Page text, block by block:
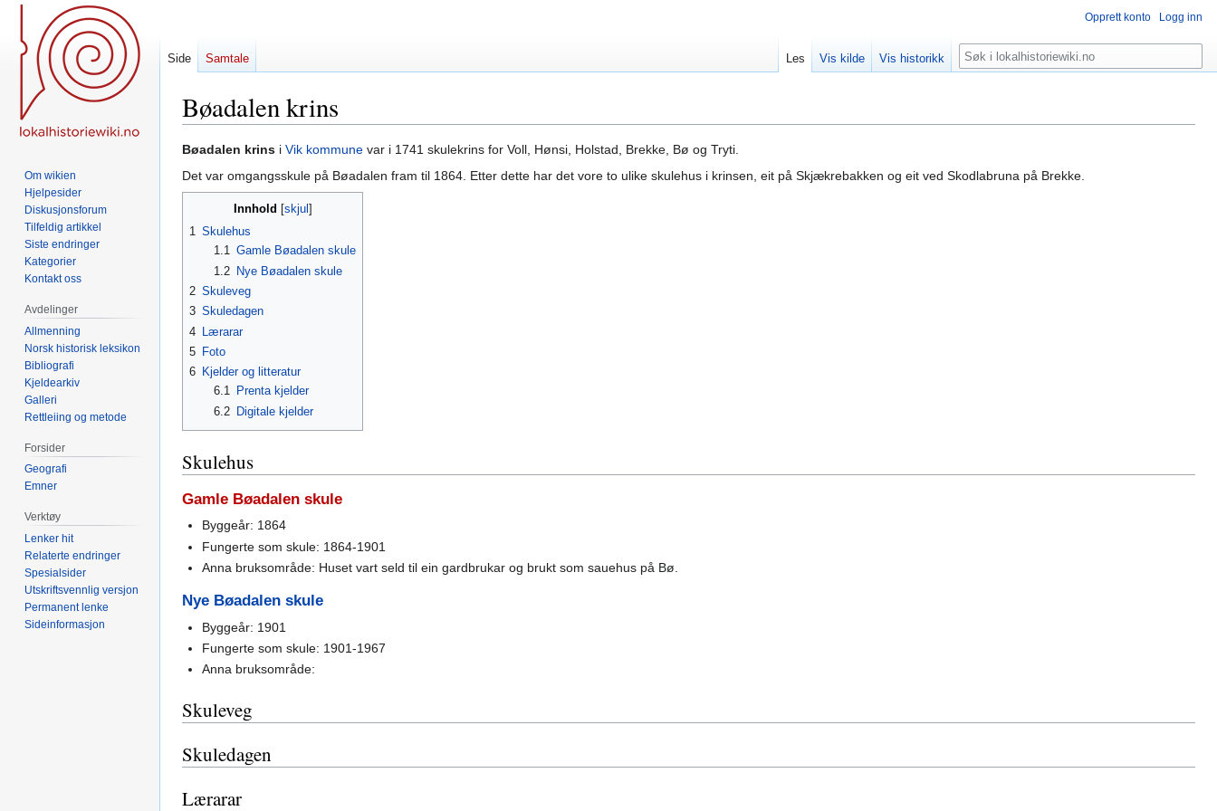
Bøadalen krins
Hopp
til
navigering
Hopp
til
søk
Bøadalen krins i Vik kommune var i 1741 skulekrins for Voll, Hønsi, Holstad, Brekke, Bø og Tryti.
Det var omgangsskule på Bøadalen fram til 1864. Etter dette har det vore to ulike skulehus i krinsen, eit på Skjækrebakken og eit ved Skodlabruna på Brekke.
Innhold
1 Skulehus
1.1 Gamle Bøadalen skule
1.2
Nye Bøadalen skule
2 Skuleveg
3 Skuledagen
4
Lærarar
5 Foto
6 Kjelder og litteratur
6.1
Prenta kjelder
6.2 Digitale kjelder
Skulehus
Gamle Bøadalen skule
Byggeår: 1864
Fungerte som skule: 1864-1901
Anna bruksområde: Huset vart seld til ein gardbrukar og brukt som sauehus på Bø.
Nye Bøadalen skule
Byggeår: 1901
Fungerte som skule: 1901-1967
Anna bruksområde:
Skuleveg
Skuledagen
Lærarar
Opprett konto Logg inn
Side Samtale Les Vis kilde Vis historikk Søk
Om wikien
Hjelpesider
Diskusjonsforum
Tilfeldig artikkel
Siste endringer
Kategorier
Kontakt oss
Avdelinger
Allmenning
Norsk historisk leksikon
Bibliografi
Kjeldearkiv
Galleri
Rettleiing og metode
Forsider
Geografi
Emner
Verktøy
Lenker hit
Relaterte endringer
Spesialsider
Utskriftsvennlig versjon
Permanent lenke
Sideinformasjon